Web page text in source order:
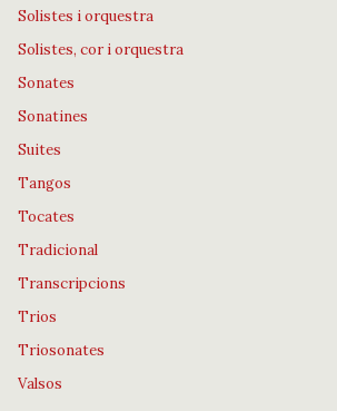
Solistes i orquestra
Solistes, cor i orquestra
Sonates
Sonatines
Suites
Tangos
Tocates
Tradicional
Transcripcions
Trios
Triosonates
Valsos